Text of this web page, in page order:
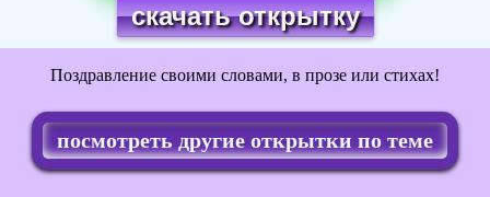
скачать открытку
Поздравление своими словами, в прозе или стихах!
посмотреть другие открытки по теме